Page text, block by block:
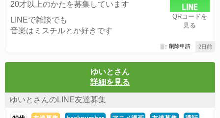
QRコードを
見る
20才以上のかたを募集しています
LINEで雑談でも
音楽はミスチルとか好きです
2日前
削除申請
ゆいとさん
詳細を見る
ゆいとさんのLINE友達募集